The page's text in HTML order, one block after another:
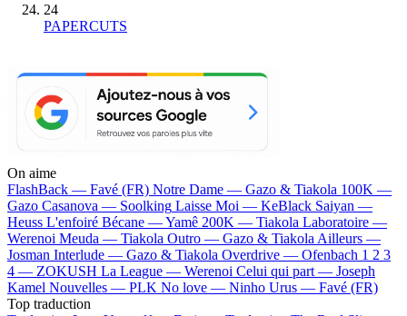
24
PAPERCUTS
On aime
FlashBack — Favé (FR) Notre Dame — Gazo & Tiakola 100K —
Gazo Casanova — Soolking Laisse Moi — KeBlack Saiyan —
Heuss L'enfoiré Bécane —Yamê 200K — Tiakola Laboratoire —
Werenoi Meuda — Tiakola Outro — Gazo & Tiakola Ailleurs —
Josman Interlude — Gazo & Tiakola Overdrive — Ofenbach 1 2 3
4 — ZOKUSH La League — Werenoi Celui qui part — Joseph
Kamel Nouvelles — PLK No love — Ninho Urus — Favé (FR)
Top traduction